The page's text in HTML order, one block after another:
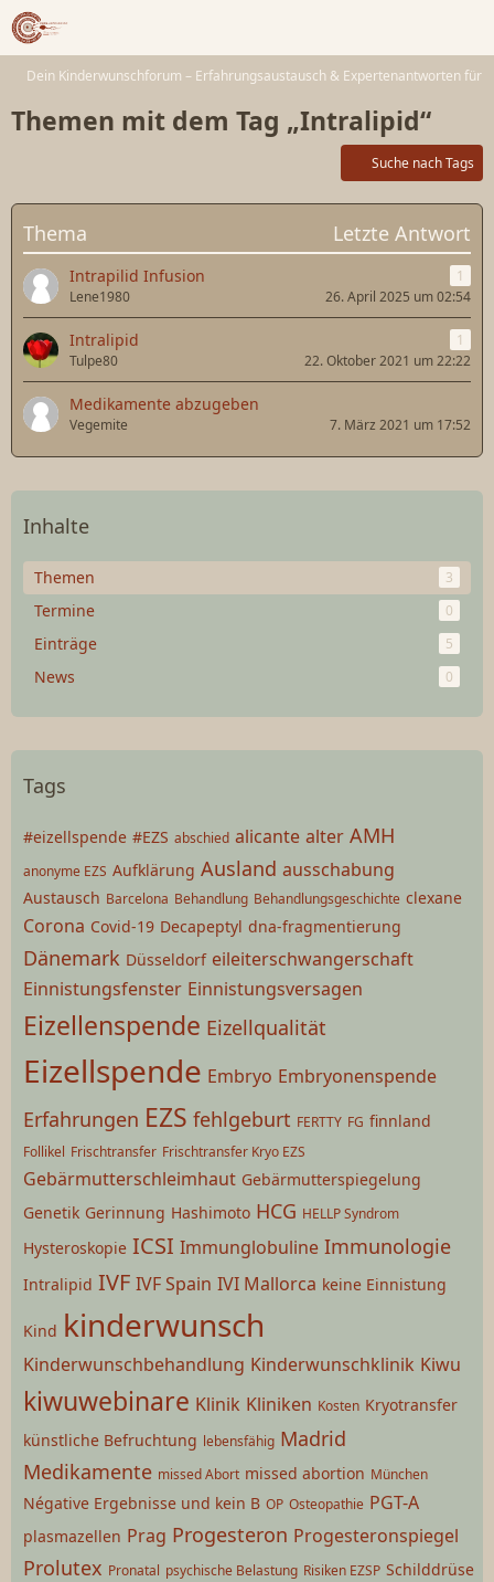
Dein Kinderwunschforum – Erfahrungsaustausch & Expertenantworten für
Themen mit dem Tag „Intralipid“
Suche nach Tags
Thema Letzte Antwort
Intrapilid Infusion
1
Lene1980
26. April 2025 um 02:54
Intralipid
1
Tulpe80
22. Oktober 2021 um 22:22
Medikamente abzugeben
Vegemite 7. März 2021 um 17:52
Inhalte
Themen 3
Termine 0
Einträge 5
News 0
Tags
#eizellspende #EZS abschied alicante alter AMH
anonyme EZS Aufklärung Ausland ausschabung
Austausch Barcelona Behandlung Behandlungsgeschichte clexane
Corona Covid-19 Decapeptyl dna-fragmentierung
Dänemark Düsseldorf eileiterschwangerschaft
Einnistungsfenster Einnistungsversagen
Eizellenspende Eizellqualität
Eizellspende Embryo Embryonenspende
Erfahrungen EZS fehlgeburt FERTTY FG finnland
Follikel Frischtransfer Frischtransfer Kryo EZS
Gebärmutterschleimhaut Gebärmutterspiegelung
Genetik Gerinnung Hashimoto HCG HELLP Syndrom
Hysteroskopie ICSI Immunglobuline Immunologie
Intralipid IVF IVF Spain IVI Mallorca keine Einnistung
Kind kinderwunsch
Kinderwunschbehandlung Kinderwunschklinik Kiwu
kiwuwebinare Klinik Kliniken Kosten Kryotransfer
künstliche Befruchtung lebensfähig Madrid
Medikamente missed Abort missed abortion München
Négative Ergebnisse und kein B OP Osteopathie PGT-A
plasmazellen Prag Progesteron Progesteronspiegel
Prolutex Pronatal psychische Belastung Risiken EZSP Schilddrüse